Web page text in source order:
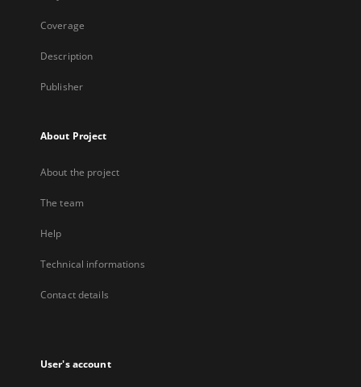
Coverage
Description
Publisher
About Project
About the project
The team
Help
Technical informations
Contact details
User's account